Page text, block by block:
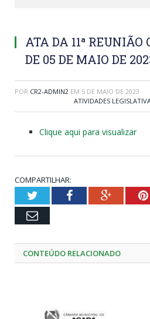
ATA DA 11ª REUNIÃO
DE 05 DE MAIO DE
POR CR2-ADMIN2 EM 5 DE MAIO DE 2023
ATIVIDADES
Clique aqui para visualizar
COMPARTILHAR:
TwitterFacebookGoogle+
Email
CONTEÚDO RELACIONADO